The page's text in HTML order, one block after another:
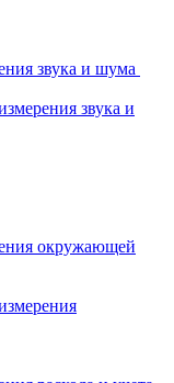
звука и шума
звука и
окружающей